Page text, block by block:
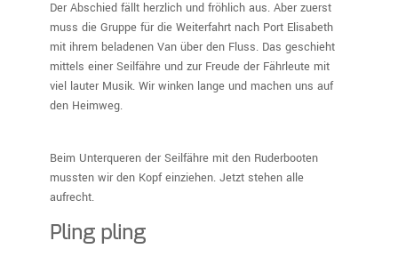
Der Abschied fällt herzlich und fröhlich aus. Aber zuerst
muss die Gruppe für die Weiterfahrt nach Port Elisabeth
mit ihrem beladenen Van über den Fluss. Das geschieht
mittels einer Seilfähre und zur Freude der Fährleute mit
viel lauter Musik. Wir winken lange und machen uns auf
den Heimweg.
Beim Unterqueren der Seilfähre mit den Ruderbooten
mussten wir den Kopf einziehen. Jetzt stehen alle
aufrecht.
Pling pling